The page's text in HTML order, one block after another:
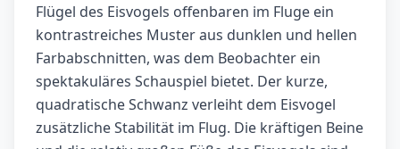
Flügel des Eisvogels offenbaren im Fluge ein
kontrastreiches Muster aus dunklen und hellen
Farbabschnitten, was dem Beobachter ein
spektakuläres Schauspiel bietet. Der kurze,
quadratische Schwanz verleiht dem Eisvogel
zusätzliche Stabilität im Flug. Die kräftigen Beine